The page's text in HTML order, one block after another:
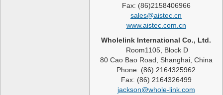
Fax: (86)2158406966
sales@aistec.cn
www.aistec.com.cn
Wholelink International Co., Ltd.
Room1105, Block D
80 Cao Bao Road, Shanghai, China
Phone: (86) 2164325962
Fax: (86) 2164326499
jackson@whole-link.com